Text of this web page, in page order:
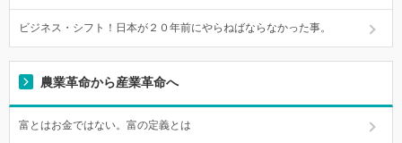
ビジネス・シフト！日本が２０年前にやらねばならなかった事。
農業革命から産業革命へ
富とはお金ではない。富の定義とは